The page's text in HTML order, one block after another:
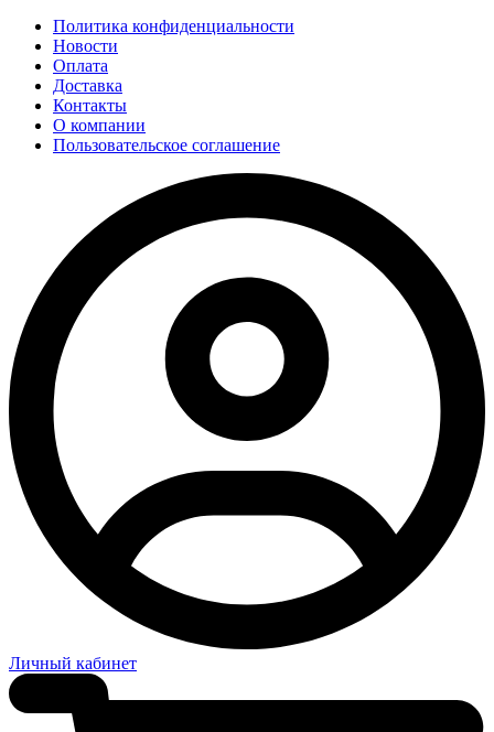
Политика конфиденциальности
Новости
Оплата
Доставка
Контакты
О компании
Пользовательское соглашение
Личный кабинет